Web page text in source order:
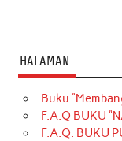
HALAMAN
Buku
F.A.Q BUKU
F.A.Q. BUKU